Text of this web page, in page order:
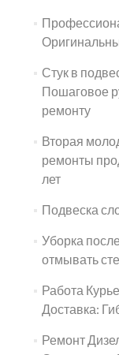
Стук в
Пошаговое
ремонту
Вторая
ремонты
лет
Подвеска
Уборка
отмывать
Работа
Доставка:
Ремонт